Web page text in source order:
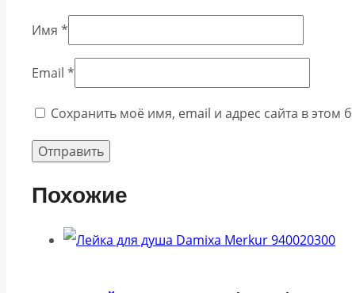
Имя *
Email *
Сохранить моё имя, email и адрес сайта в
Похожие